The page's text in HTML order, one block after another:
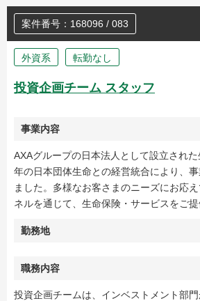
案件番号：168096 / 083
外資系 転勤なし
投資企画チーム スタッフ
事業内容
AXAグループの日本法人として設立され
年の日本団体生命との経営統合により、
ました。多様なお客さまのニーズにお応
ネルを通じて、生命保険・サービスをご提
勤務地
職務内容
投資企画チームは、インベストメント部